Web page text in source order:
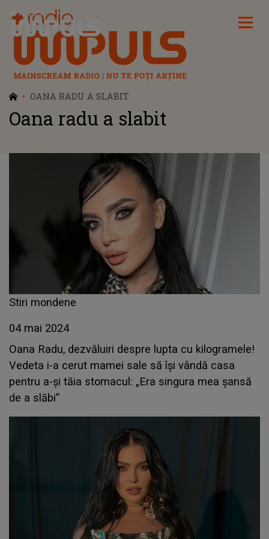
Radio Impuls
OANA RADU A SLABIT
Oana radu a slabit
Stiri mondene
04 mai 2024
Oana Radu, dezvăluiri despre lupta cu kilogramele!
Vedeta i-a cerut mamei sale să își vândă casa
pentru a-și tăia stomacul: „Era singura mea șansă
de a slăbi”